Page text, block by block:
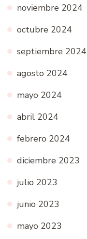
noviembre 2024
octubre 2024
septiembre 2024
agosto 2024
mayo 2024
abril 2024
febrero 2024
diciembre 2023
julio 2023
junio 2023
mayo 2023